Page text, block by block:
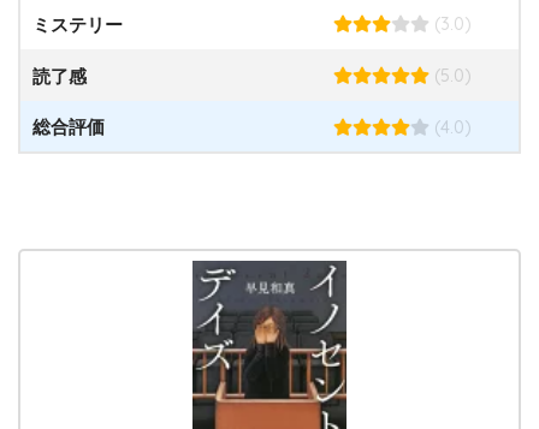
ミステリー (3.0)
読了感 (5.0)
総合評価 (4.0)